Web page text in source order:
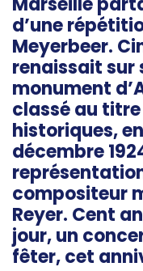
d’une
Meyerbeer.
renaissait sur
monument
classé au
historiques,
décembre
compositeur
Reyer. Cent
jour, un
fêter, cet